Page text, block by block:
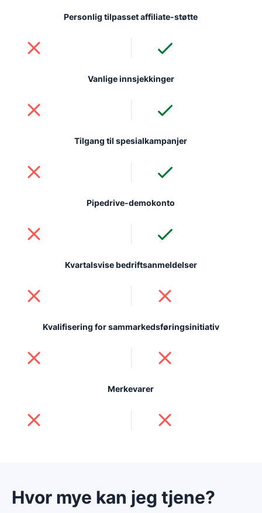
Personlig tilpasset affiliate-støtte
Vanlige innsjekkinger
Tilgang til spesialkampanjer
Pipedrive-demokonto
Kvartalsvise bedriftsanmeldelser
Kvalifisering for sammarkedsføringsinitiativ
Merkevarer
Hvor mye kan jeg tjene?